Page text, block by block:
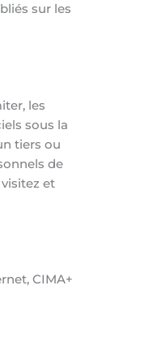
sur les
les
sous la
tiers ou
de
et
CIMA+